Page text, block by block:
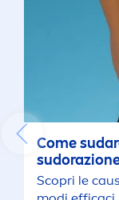
Come
Scopri le